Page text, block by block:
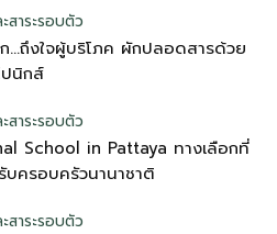
สาระรอบตัว
…ถึงใจผู้บริโภค ผักปลอดสารด้วย
ปนิกส์
สาระรอบตัว
School in Pattaya ทางเลือกที่
บครอบครัวนานาชาติ
สาระรอบตัว